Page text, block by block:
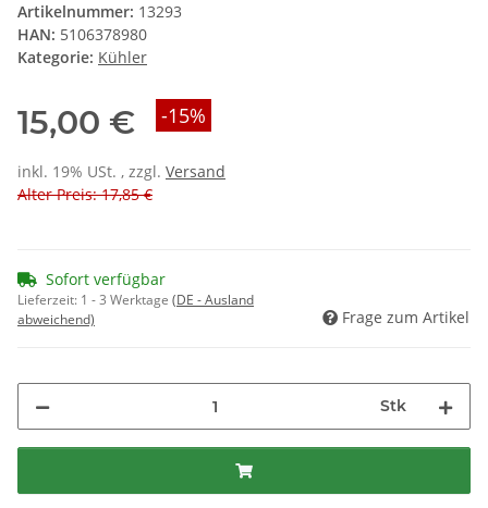
Artikelnummer: 13293
HAN: 5106378980
Kategorie: Kühler
15,00 € -15%
inkl. 19% USt. , zzgl. Versand
Alter Preis: 17,85 €
Sofort verfügbar
Lieferzeit: 1 - 3 Werktage (DE - Ausland
abweichend)
Frage zum Artikel
Stk